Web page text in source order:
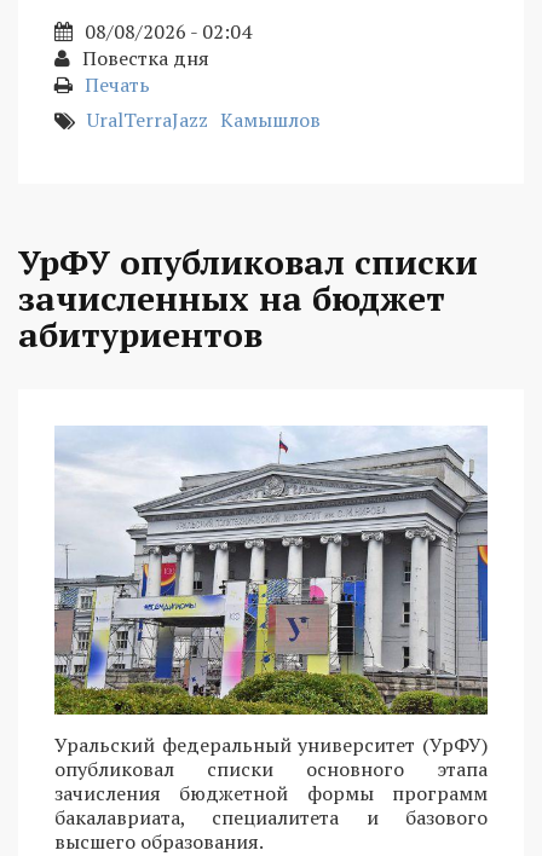
08/08/2026 - 02:04
Повестка дня
Печать
UralTerraJazz Камышлов
УрФУ опубликовал списки
зачисленных на бюджет
абитуриентов
Уральский федеральный университет (УрФУ)
опубликовал списки основного этапа
зачисления бюджетной формы программ
бакалавриата, специалитета и базового
высшего образования.